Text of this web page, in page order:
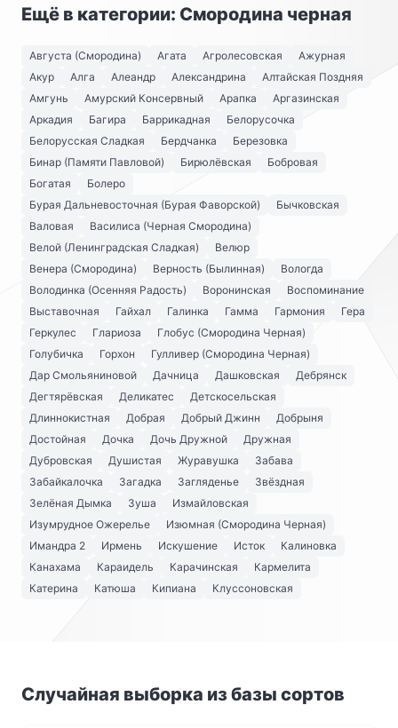
Ещё в категории: Смородина черная
Августа (Смородина) Агата Агролесовская
Ажурная
Акур
Алга Алеандр Александрина
Алтайская Поздняя
Амгунь
Амурский Консервный Арапка
Аргазинская
Аркадия
Багира Баррикадная
Белорусочка
Белорусская Сладкая
Бердчанка
Березовка
Бинар (Памяти Павловой)
Бирюлёвская
Бобровая
Богатая
Болеро
Бурая Дальневосточная (Бурая Фаворской)
Бычковская
Валовая
Василиса (Черная Смородина)
Велой (Ленинградская Сладкая)
Велюр
Венера (Смородина)
Верность (Былинная)
Вологда
Володинка (Осенняя Радость)
Воронинская
Воспоминание
Выставочная
Гайхал Галинка Гамма Гармония
Гера
Геркулес
Глариоза
Глобус (Смородина Черная)
Голубичка
Горхон
Гулливер (Смородина Черная)
Дар Смольяниновой
Дачница Дашковская
Дебрянск
Дегтярёвская
Деликатес
Детскосельская
Длиннокистная
Добрая Добрый Джинн
Добрыня
Достойная
Дочка Дочь Дружной
Дружная
Дубровская
Душистая Журавушка
Забава
Забайкалочка
Загадка Загляденье
Звёздная
Зелёная Дымка
Зуша
Измайловская
Изумрудное Ожерелье
Изюмная (Смородина Черная)
Имандра 2
Ирмень Искушение Исток
Калиновка
Канахама
Караидель Карачинская
Кармелита
Катерина
Катюша Кипиана Клуссоновская
Случайная выборка из базы сортов